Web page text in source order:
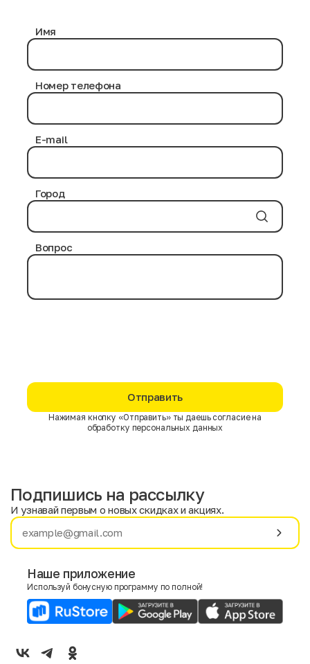
Имя
Номер телефона
E-mail
Город
Вопрос
Отправить
Нажимая кнопку «Отправить» ты даешь согласие на
обработку персональных данных
Имя
E-mail
Подпишись на рассылку
И узнавай первым о новых скидках и акциях.
Наше приложение
Используй бонусную программу по полной!